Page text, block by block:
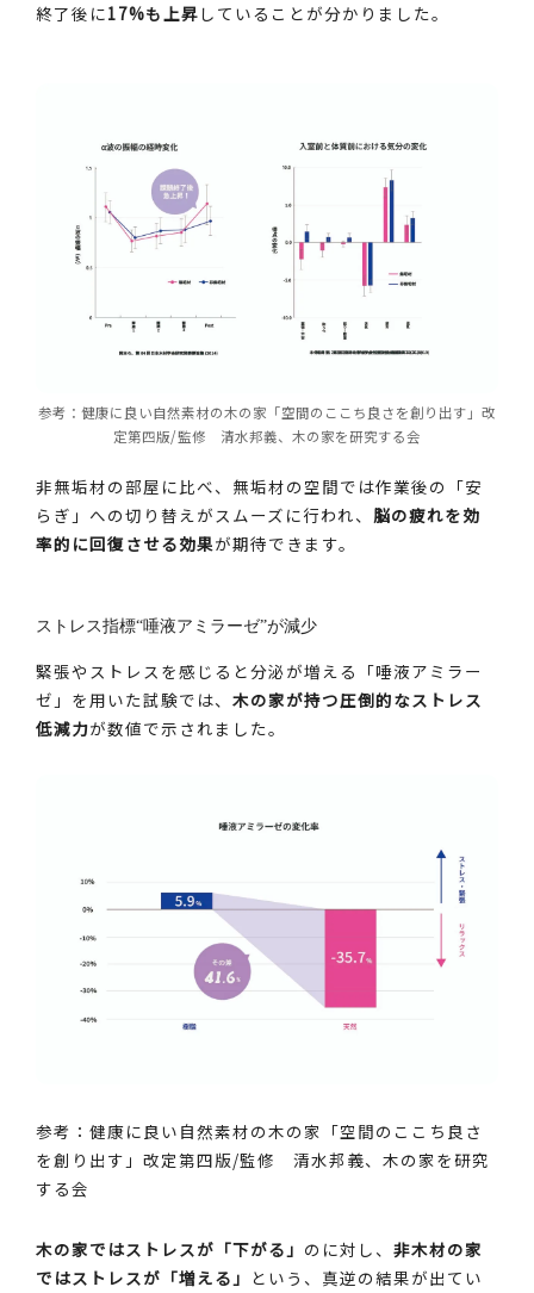
終了後に17%も上昇 していることが分かりました。
参考：健康に良い自然素材の木の家「空間のここち良さを創り出す」改
定第四版/監修 清水邦義、木の家を研究する会
非無垢材の部屋に比べ、無垢材の空間では作業後の「安
らぎ」への切り替えがスムーズに行われ、脳の疲れを効
率的に回復させる効果が期待できます。
ストレス指標“唾液アミラーゼ”が減少
緊張やストレスを感じると分泌が増える「唾液アミラー
ゼ」を用いた試験では、木の家が持つ圧倒的なストレス
低減力が数値で示されました。
参考：健康に良い自然素材の木の家「空間のここち良さ
を創り出す」改定第四版/監修 清水邦義、木の家を研究
する会
木の家ではストレスが「下がる」 のに対し、非木材の家
ではストレスが「増える」 という、真逆の結果が出てい